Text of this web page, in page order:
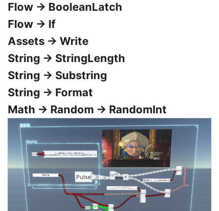
Flow -> BooleanLatch
Flow -> If
Assets -> Write
String -> StringLength
String -> Substring
String -> Format
Math -> Random -> RandomInt